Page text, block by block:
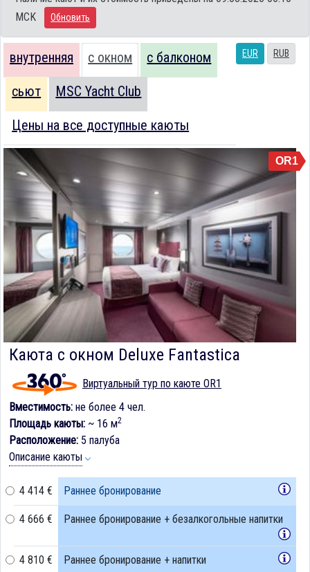
MCK
Обновить
EUR RUB
внутренняя с окном с балконом
сьют MSC Yacht Club
Цены на все доступные каюты
OR1
Каюта с окном Deluxe Fantastica
Виртуальный тур по каюте OR1
Вместимость: не более 4 чел.
Площадь каюты: ~ 16 м2
Расположение: 5 палуба
Описание каюты
4 414 € Раннее бронирование
4 666 € Раннее бронирование + безалкогольные напитки
4 810 € Раннее бронирование + напитки